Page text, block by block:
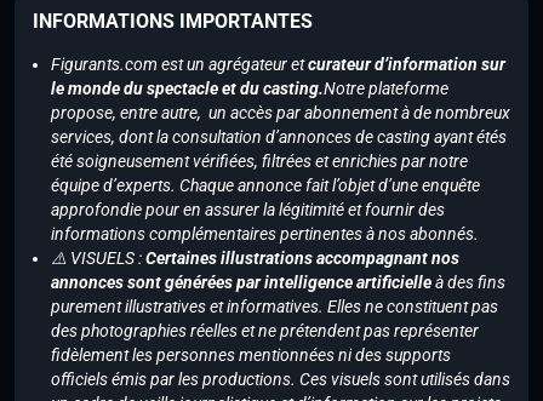
INFORMATIONS IMPORTANTES
Figurants.com est un agrégateur etcurateur d’information sur
le monde du spectacle et du casting.Notre plateforme
propose, entre autre, un accès par abonnement à de nombreux
services, dont la consultation d’annonces de casting ayant étés
été soigneusement vérifiées, filtrées et enrichies par notre
équipe d’experts. Chaque annonce fait l’objet d’une enquête
approfondie pour en assurer la légitimité et fournir des
informations complémentaires pertinentes à nos abonnés.
⚠️ VISUELS :Certaines illustrations accompagnant nos
annonces sont générées par intelligence artificielleà des fins
purement illustratives et informatives. Elles ne constituent pas
des photographies réelles et ne prétendent pas représenter
fidèlement les personnes mentionnées ni des supports
officiels émis par les productions. Ces visuels sont utilisés dans